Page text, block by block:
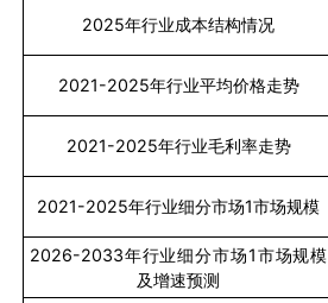
2025年行业成本结构情况
2021-2025年行业平均价格走势
2021-2025年行业毛利率走势
2021-2025年行业细分市场1市场规模
2026-2033年行业细分市场1市场规模
及增速预测